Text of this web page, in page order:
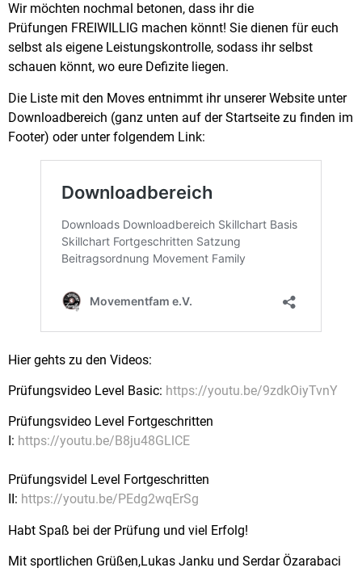
Wir möchten nochmal betonen, dass ihr die
Prüfungen FREIWILLIG machen könnt! Sie dienen für euch
selbst als eigene Leistungskontrolle, sodass ihr selbst
schauen könnt, wo eure Defizite liegen.
Die Liste mit den Moves entnimmt ihr unserer Website unter
Downloadbereich (ganz unten auf der Startseite zu finden im
Footer) oder unter folgendem Link:
Hier gehts zu den Videos:
Prüfungsvideo Level Basic: https://youtu.be/9zdkOiyTvnY
Prüfungsvideo Level Fortgeschritten
I: https://youtu.be/B8ju48GLlCE
Prüfungsvidel Level Fortgeschritten
II: https://youtu.be/PEdg2wqErSg
Habt Spaß bei der Prüfung und viel Erfolg!
Mit sportlichen Grüßen,Lukas Janku und Serdar Özarabaci